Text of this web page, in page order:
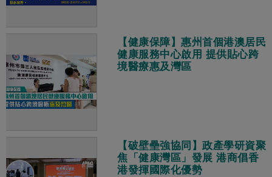
【健康保障】惠州首個港澳居民
健康服務中心啟用 提供貼心跨
境醫療惠及灣區
【破壁壘強協同】政產學研資聚
焦「健康灣區」發展 港商倡香
港發揮國際化優勢